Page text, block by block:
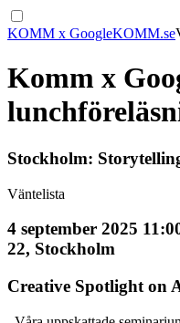
KOMM x GoogleKOMM.se
Komm x
Stockholm:
Väntelista
4 september 2025
22, Stockholm
Creative Spotlight on